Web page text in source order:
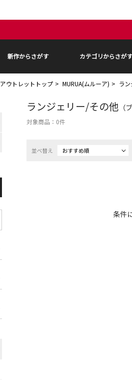
新作からさがす カテゴリからさがす
アウトレットトップ MURUA(ムルーア) ラ
ランジェリー/その他 （
対象商品： 0件
並べ替え おすすめ順
条件